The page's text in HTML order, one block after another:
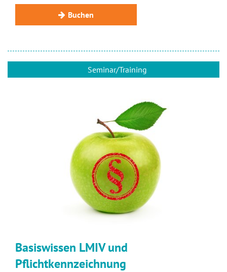
Buchen
Seminar/Training
Basiswissen LMIV und
Pflichtkennzeichnung